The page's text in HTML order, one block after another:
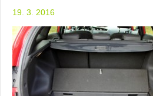
19. 3. 2016